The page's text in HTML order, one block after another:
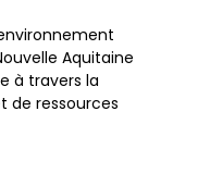
Aquitaine
à travers la
de ressources